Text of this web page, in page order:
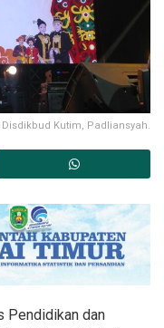
Kutim, Padliansyah.
Pendidikan dan